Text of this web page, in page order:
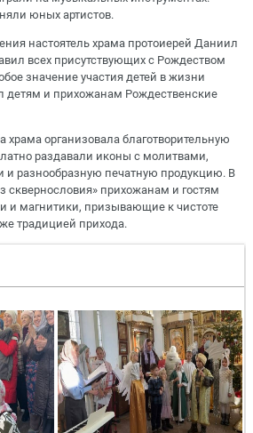
юных артистов.
настоятель храма протоиерей Даниил
всех присутствующих с Рождеством
значение участия детей в жизни
детям и прихожанам Рождественские
храма организовала благотворительную
раздавали иконы с молитвами,
и разнообразную печатную продукцию. В
сквернословия» прихожанам и гостям
и магнитики, призывающие к чистоте
традицией прихода.